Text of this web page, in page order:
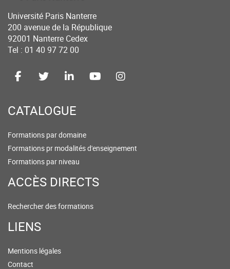
Université Paris Nanterre
200 avenue de la République
92001 Nanterre Cedex
Tel : 01 40 97 72 00
CATALOGUE
Formations par domaine
Formations pr modalités d'enseignement
Formations par niveau
ACCÈS DIRECTS
Rechercher des formations
LIENS
Mentions légales
Contact